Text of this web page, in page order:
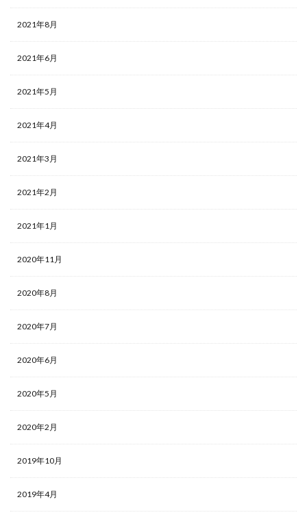
2021年8月
2021年6月
2021年5月
2021年4月
2021年3月
2021年2月
2021年1月
2020年11月
2020年8月
2020年7月
2020年6月
2020年5月
2020年2月
2019年10月
2019年4月